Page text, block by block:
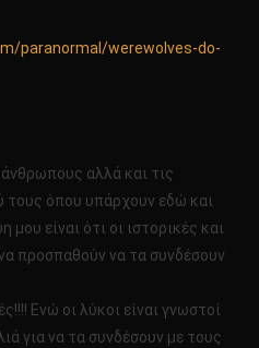
paranormal/werewolves-do-
αλλά και τις
τους όπου υπάρχουν εδώ και
μου είναι ότι οι ιστορικές και
προσπαθούν να τα συνδέσουν
Ενώ οι λύκοι είναι γνωστοί
για να τα συνδέσουν με τους